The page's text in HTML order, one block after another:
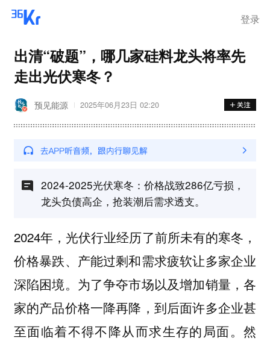
登录
出清“破题”，哪几家硅料龙头将率先
走出光伏寒冬？
预见能源 2025年06月23日 02:20
2024-2025光伏寒冬：价格战致286亿亏损，
龙头负债高企，抢装潮后需求透支。
2024年，光伏行业经历了前所未有的寒冬，
价格暴跌、产能过剩和需求疲软让多家企业
深陷困境。为了争夺市场以及增加销量，各
家的产品价格一降再降，到后面许多企业甚
至面临着不得不降从而求生存的局面。然